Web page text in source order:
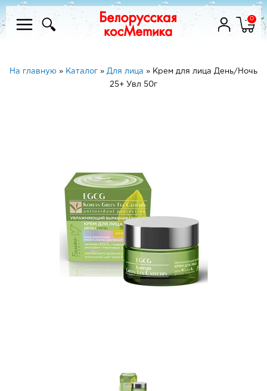
0
На главную » Каталог » Для лица » Крем для лица День/Ночь
25+ Увл 50г